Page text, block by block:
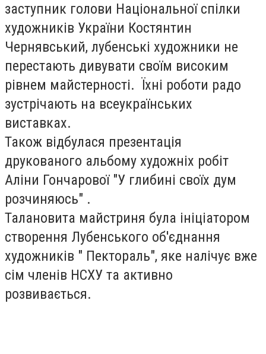
заступник голови Національної спілки
художників України Костянтин
Чернявський, лубенські художники не
перестають дивувати своїм високим
рівнем майстерності. Їхні роботи радо
зустрічають на всеукраїнських
виставках.
Також відбулася презентація
друкованого альбому художніх робіт
Аліни Гончарової "У глибині своїх дум
розчиняюсь" .
Талановита майстриня була ініціатором
створення Лубенського об'єднання
художників " Пектораль", яке налічує вже
сім членів НСХУ та активно
розвивається.